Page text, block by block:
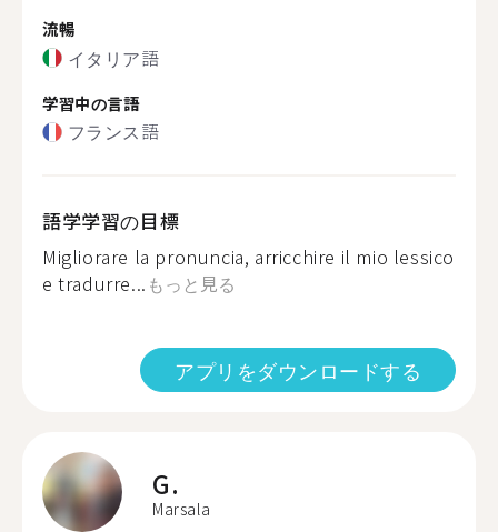
流暢
イタリア語
学習中の言語
フランス語
語学学習の目標
Migliorare la pronuncia, arricchire il mio lessico
e tradurre... もっと見る
アプリをダウンロードする
G.
Marsala